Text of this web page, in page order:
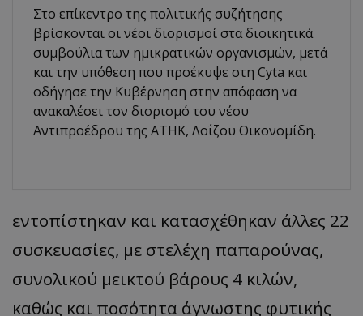
Στο επίκεντρο της πολιτικής συζήτησης
βρίσκονται οι νέοι διορισμοί στα διοικητικά
συμβούλια των ημικρατικών οργανισμών, μετά
και την υπόθεση που προέκυψε στη Cyta και
οδήγησε την Κυβέρνηση στην απόφαση να
ανακαλέσει τον διορισμό του νέου
Αντιπροέδρου της ΑΤΗΚ, Λοΐζου Οικονομίδη.
εντοπίστηκαν και κατασχέθηκαν άλλες 22
συσκευασίες, με στελέχη παπαρούνας,
συνολικού μεικτού βάρους 4 κιλών,
καθώς και ποσότητα άγνωστης φυτικής